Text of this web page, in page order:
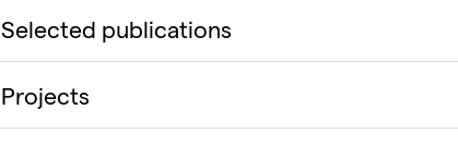
Selected publications
Projects